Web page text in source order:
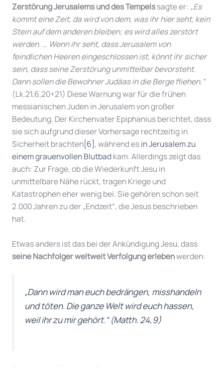
Zerstörung Jerusalemsund des Tempelssagte er: „Es
kommt eine Zeit, da wird von dem, was ihr hier seht, kein
Stein auf dem anderen bleiben; es wird alles zerstört
werden. … Wenn ihr seht, dass Jerusalem von
feindlichen Heeren eingeschlossen ist, könnt ihr sicher
sein, dass seine Zerstörung unmittelbar bevorsteht.
Dann sollen die Bewohner Judäas in die Berge fliehen.“
(Lk.21,6,20+21) Diese Warnung war für die frühen
messianischen Juden in Jerusalem von großer
Bedeutung. Der Kirchenvater Epiphanius berichtet, dass
sie sich aufgrund dieser Vorhersage rechtzeitig in
Sicherheit brachten[6], während esin Jerusalem zu
einem grauenvollen Blutbad kam. Allerdings zeigt das
auch: Zur Frage, ob die Wiederkunft Jesu in
unmittelbare Nähe rückt, tragen Kriege und
Katastrophen eher wenig bei. Sie gehören schon seit
2.000 Jahren zu der „Endzeit“, die Jesus beschrieben
hat.
Etwas anders ist das bei der Ankündigung Jesu, dass
seine Nachfolgerweltweit Verfolgungerlebenwerden:
„Dann wird man euch bedrängen, misshandeln
und töten. Die ganze Welt wird euch hassen,
weil ihr zu mir gehört.“(Matth. 24,9)